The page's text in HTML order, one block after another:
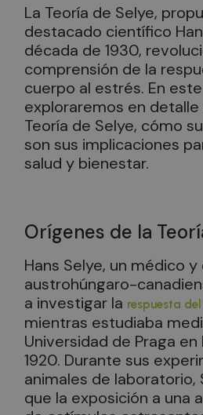
La Teoría de Selye,
destacado científico
década de 1930,
comprensión de la
cuerpo al estrés. En
exploraremos en detalle
Teoría de Selye, cómo
son sus implicaciones
salud y bienestar.
Orígenes de la
Hans Selye, un médico
austrohúngaro-
a investigar la respuesta
mientras estudiaba
Universidad de Praga
1920. Durante sus
animales de laboratorio,
que la exposición a una